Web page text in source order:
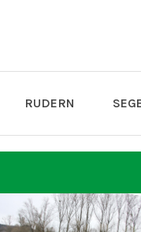
RUDERN